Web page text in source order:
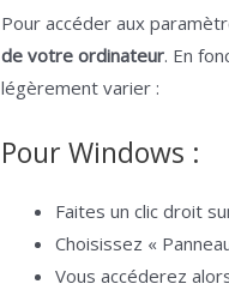
Pour accéder aux
de votre ordinateur. En
légèrement varier :
Pour Windows :
Faites un clic droit
Choisissez «
Vous accéderez